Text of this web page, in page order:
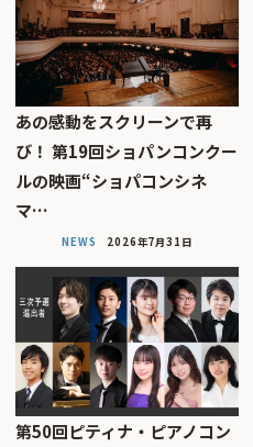
あの感動をスクリーンで再
び！ 第19回ショパンコンクー
ルの映画“ショパコンシネ
マ…
NEWS 2026年7月31日
第50回ピティナ・ピアノコン